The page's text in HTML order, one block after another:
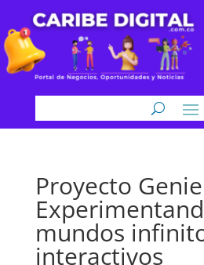
Proyecto
mundos
interactivos